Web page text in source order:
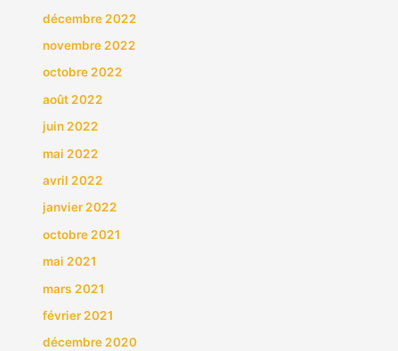
décembre 2022
novembre 2022
octobre 2022
août 2022
juin 2022
mai 2022
avril 2022
janvier 2022
octobre 2021
mai 2021
mars 2021
février 2021
décembre 2020